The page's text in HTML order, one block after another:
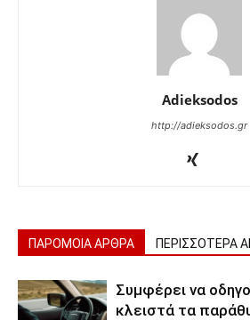
Adieksodos
http://adieksodos.gr
ΠΑΡΟΜΟΙΑ ΑΡΘΡΑ ΠΕΡΙΣΣΟΤΕΡΑ
Συμφέρει να
κλειστά τα